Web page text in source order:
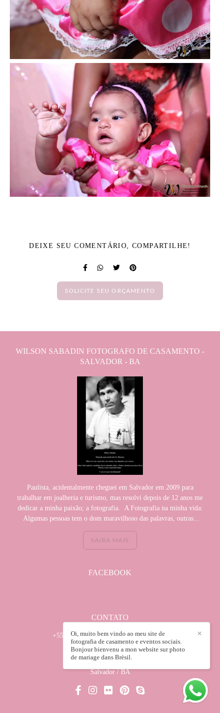
DEIXE SEU COMENTÁRIO, COMPARTILHE!
SOLICITE SEU ORÇAMENTO
WILSON SABADIN FOTOGRAFO DE CASAMENTO -
SALVADOR - BA
Paulista, acidentalmente cheguei em Salvador em 2009 para
trabalhar em joalheria e turismo, mas resolvi depois de 12 anos me
dedicar a minha paixão; a fotografia. A Fotografia na minha vida:
Algumas pessoas tem o dom maravilhoso das palavras, outras...
SAIBA MAIS
FACEBOOK
CONTATO
+55 (71) 982950035 / +55(71) 32418672
Enviar mensagem
wilsonsabadin@hotmail.com
Salvador / BA
✕
Oi, muito bem vindo ao meu site de
fotografia de casamento e eventos sociais.
Bonjour bienvenu a mon website sur photo
de mariage dans Brèsil.